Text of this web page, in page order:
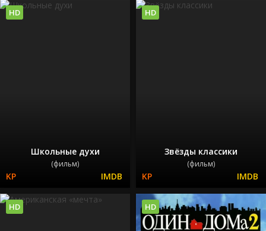
Школьные духи
(фильм)
HD
Звёзды классики
(фильм)
HD
HD HD